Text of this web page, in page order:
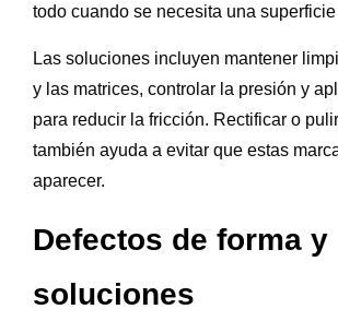
todo cuando se necesita una
Las soluciones incluyen mantener
y las matrices, controlar la presión y
para reducir la fricción. Rectificar o
también ayuda a evitar que estas
aparecer.
Defectos de forma y
soluciones